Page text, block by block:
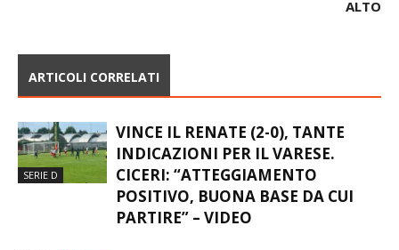
ALTO
ARTICOLI CORRELATI
SERIE D
VINCE IL RENATE (2-0), TANTE
INDICAZIONI PER IL VARESE.
CICERI: “ATTEGGIAMENTO
POSITIVO, BUONA BASE DA CUI
PARTIRE” – VIDEO